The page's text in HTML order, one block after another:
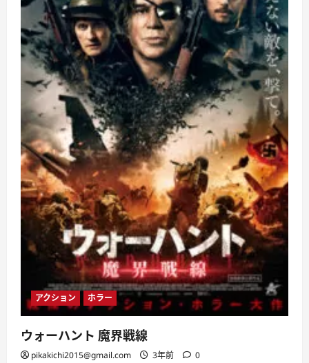
熱
を
あ
な
た
の
手
に
–
ス
タ
イ
ル
と
機
能
を
兼
ね
備
え
た
グ
ッ
ズ
で、
バ
ス
ケ
ッ
ト
ボ
ー
ル
の
世
界
アクション ホラー
ウォーハント 魔界戦線
pikakichi2015@gmail.com 3年前 0